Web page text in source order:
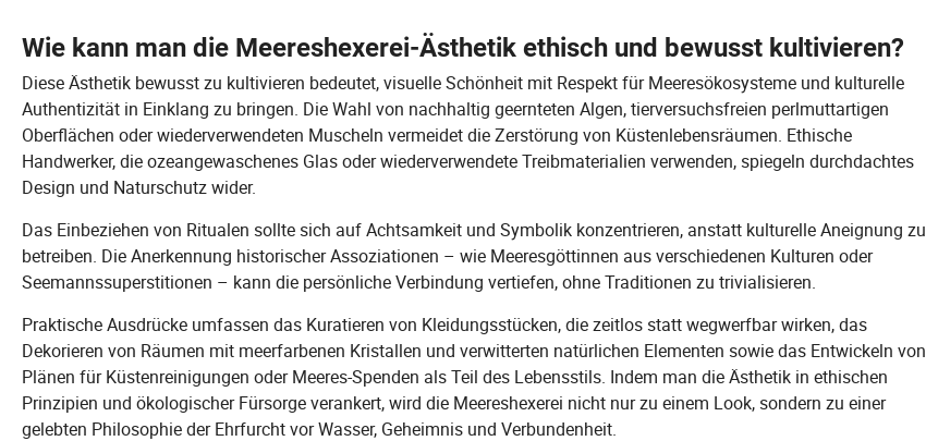
Wie kann man die Meereshexerei-Ästhetik ethisch und bewusst kultivieren?
Diese Ästhetik bewusst zu kultivieren bedeutet, visuelle Schönheit mit Respekt für Meeresökosysteme und kulturelle
Authentizität in Einklang zu bringen. Die Wahl von nachhaltig geernteten Algen, tierversuchsfreien perlmuttartigen
Oberflächen oder wiederverwendeten Muscheln vermeidet die Zerstörung von Küstenlebensräumen. Ethische
Handwerker, die ozeangewaschenes Glas oder wiederverwendete Treibmaterialien verwenden, spiegeln durchdachtes
Design und Naturschutz wider.
Das Einbeziehen von Ritualen sollte sich auf Achtsamkeit und Symbolik konzentrieren, anstatt kulturelle Aneignung zu
betreiben. Die Anerkennung historischer Assoziationen – wie Meeresgöttinnen aus verschiedenen Kulturen oder
Seemannssuperstitionen – kann die persönliche Verbindung vertiefen, ohne Traditionen zu trivialisieren.
Praktische Ausdrücke umfassen das Kuratieren von Kleidungsstücken, die zeitlos statt wegwerfbar wirken, das
Dekorieren von Räumen mit meerfarbenen Kristallen und verwitterten natürlichen Elementen sowie das Entwickeln von
Plänen für Küstenreinigungen oder Meeres-Spenden als Teil des Lebensstils. Indem man die Ästhetik in ethischen
Prinzipien und ökologischer Fürsorge verankert, wird die Meereshexerei nicht nur zu einem Look, sondern zu einer
gelebten Philosophie der Ehrfurcht vor Wasser, Geheimnis und Verbundenheit.